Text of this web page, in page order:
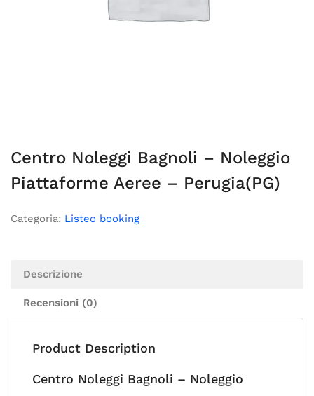
Centro Noleggi Bagnoli – Noleggio
Piattaforme Aeree – Perugia(PG)
Categoria: Listeo booking
Descrizione
Recensioni (0)
Product Description
Centro Noleggi Bagnoli – Noleggio